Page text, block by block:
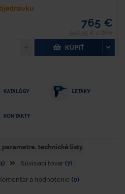
765 €
KÚPIŤ
KATALÓGY LETÁKY
KONTAKTY
technické listy
Súvisiaci tovar (7)
a hodnotenie (0)